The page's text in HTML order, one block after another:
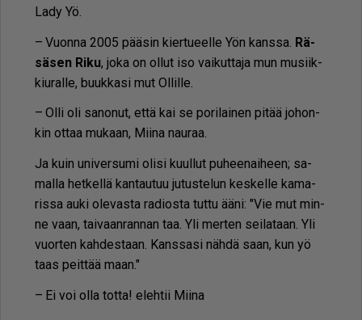
Lady Yö.
– Vuon­na 2005 pää­sin kier­tu­eel­le Yön kans­sa. Rä­
sä­sen Riku, joka on ol­lut iso vai­kut­ta­ja mun mu­siik­
kiu­ral­le, buuk­ka­si mut Ol­lil­le.
– Ol­li oli sa­no­nut, et­tä kai se po­ri­lai­nen pi­tää jo­hon­
kin ot­taa mu­kaan, Mii­na nau­raa.
Ja kuin uni­ver­su­mi oli­si kuul­lut pu­hee­nai­heen; sa­
mal­la het­kel­lä kan­tau­tuu ju­tus­te­lun kes­kel­le ka­ma­
ris­sa au­ki ole­vas­ta ra­di­os­ta tut­tu ää­ni: "Vie mut min­
ne vaan, tai­vaan­ran­nan taa. Yli mer­ten sei­la­taan. Yli
vuor­ten kah­des­taan. Kans­sa­si näh­dä saan, kun yö
taas peit­tää maan."
– Ei voi ol­la tot­ta! eleh­tii Mii­na